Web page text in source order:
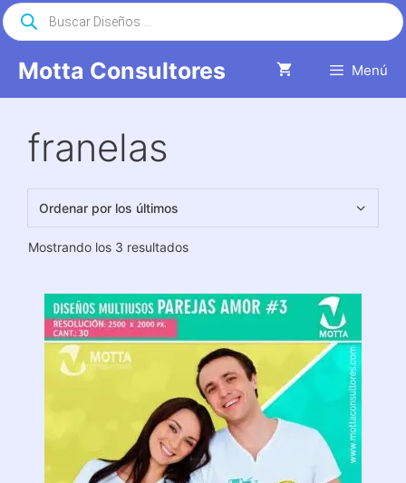
Saltar
al
Motta Consultores Menú
Búsqueda
de
productos
franelas
Mostrando los 3 resultadosOrdenado
últimos